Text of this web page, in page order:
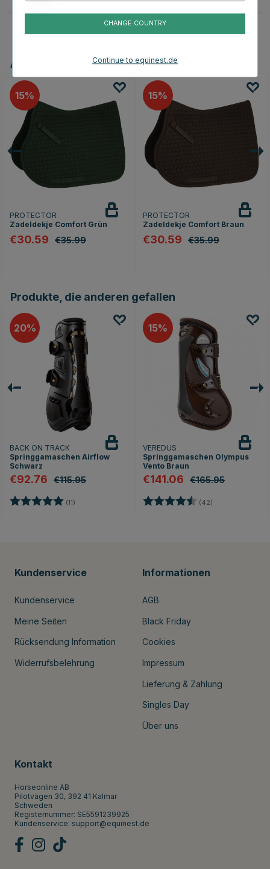
Andere Produkte, die Ihnen gefallen könnten
15
PROTECTOR
Zadeldekje Comfort Grün
€30.59 €35.99
15
PROTECTOR
Zadeldekje Comfort Braun
€30.59 €35.99
Produkte, die anderen gefallen
20
BACK ON TRACK
Springgamaschen Airflow
Schwarz
€92.76 €115.95
Bewertung: (11)
15
VEREDUS
Springgamaschen Olympus
Vento Braun
€141.06 €165.95
Bewertung: (42)
Kundenservice
Kundenservice
Meine Seiten
Rücksendung Information
Widerrufsbelehrung
Informationen
AGB
Black Friday
Cookies
Impressum
Lieferung & Zahlung
Singles Day
Über uns
Kontakt
Horseonline AB
Pilotvägen 30, 392 41 Kalmar
Schweden
Registernummer: SE5591239925
Kundenservice: support@equinest.de
CHANGE COUNTRY
Continue to equinest.de